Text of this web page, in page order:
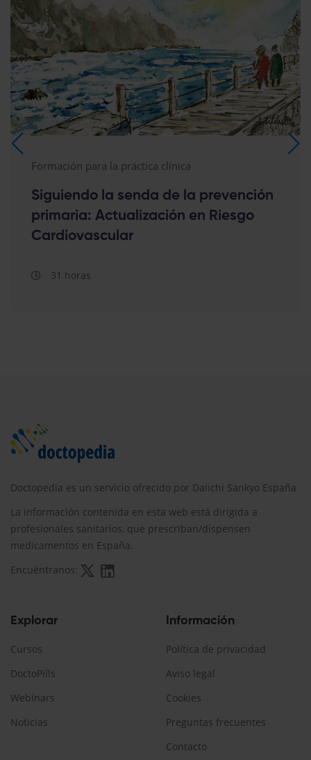
Formación para la práctica clínica
Siguiendo la senda de la prevención
primaria: Actualización en Riesgo
Cardiovascular
31 horas
Doctopedia es un servicio ofrecido por Daiichi Sankyo España
La información contenida en esta web está dirigida a
profesionales sanitarios, que prescriban/dispensen
medicamentos en España.
Encuéntranos:
Explorar
Cursos
DoctoPills
Webinars
Noticias
Información
Política de privacidad
Aviso legal
Cookies
Preguntas frecuentes
Contacto